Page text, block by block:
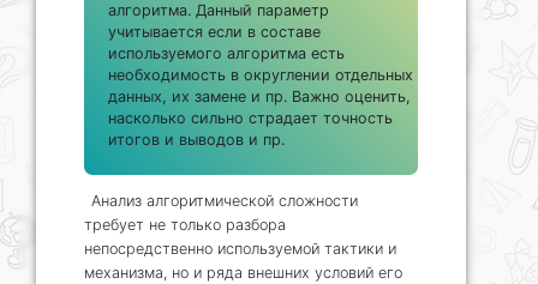
алгоритма. Данный параметр
учитывается если в составе
используемого алгоритма есть
необходимость в округлении отдельных
данных, их замене и пр. Важно оценить,
насколько сильно страдает точность
итогов и выводов и пр.
Анализ алгоритмической сложности
требует не только разбора
непосредственно используемой тактики и
механизма, но и ряда внешних условий его